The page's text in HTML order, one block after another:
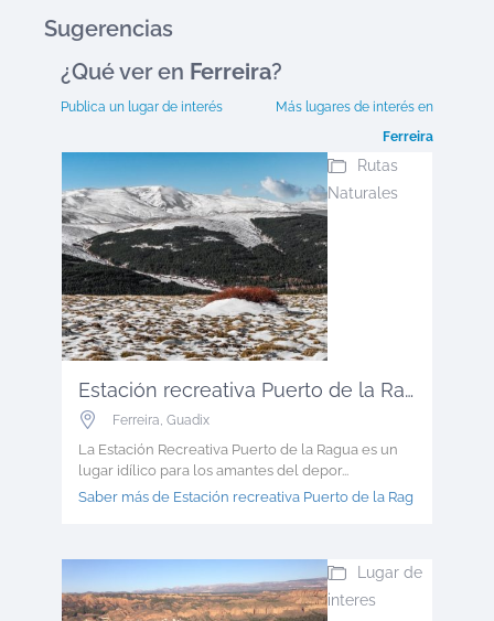
Sugerencias
¿Qué ver en Ferreira?
Publica un lugar de interés
Más lugares de interés en
Ferreira
Estación recreativa Puerto de la Rag...
Ferreira Guadix
La Estación Recreativa Puerto de la Ragua es un
lugar idílico para los amantes del depor...
Rutas
Naturales
Saber más de Estación recreativa Puerto de la Rag >
Lugar de
interes